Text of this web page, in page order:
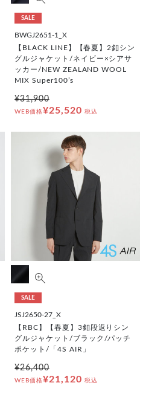
SALE
BWGJ2651-1_X
【BLACK LINE】【春夏】2釦シン
グルジャケット/ネイビー×シアサ
ッカー/NEW ZEALAND WOOL
MIX Super100’s
¥31,900
WEB価格¥25,520 税込
SALE
JSJ2650-27_X
【RBC】【春夏】3釦段返りシン
グルジャケット/ブラック/パッチ
ポケット/「4S AIR」
¥26,400
WEB価格¥21,120 税込